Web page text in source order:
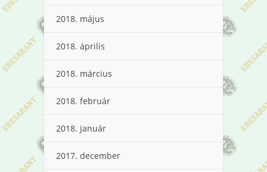
2018. május
2018. április
2018. március
2018. február
2018. január
2017. december